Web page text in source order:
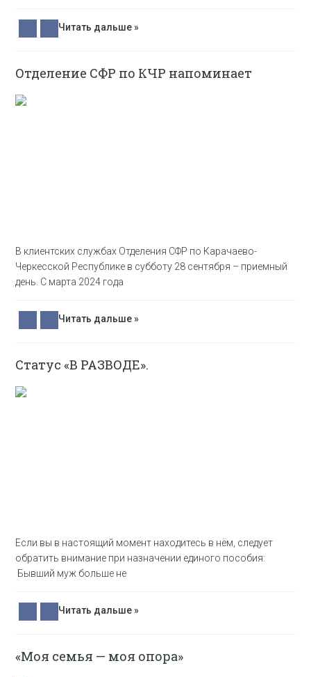
Читать дальше »
Отделение СФР по КЧР напоминает
В клиентских службах Отделения СФР по Карачаево-
Черкесской Республике в субботу 28 сентября – приемный
день. С марта 2024 года
Читать дальше »
Статус «В РАЗВОДЕ».
Если вы в настоящий момент находитесь в нём, следует
обратить внимание при назначении единого пособия:
Бывший муж больше не
Читать дальше »
«Моя семья — моя опора»